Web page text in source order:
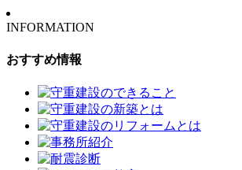
INFORMATION
おすすめ情報